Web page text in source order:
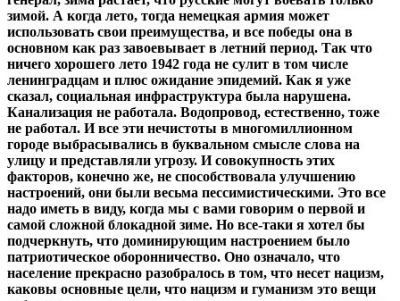
зимой. А когда лето, тогда немецкая армия может
использовать свои преимущества, и все победы она в
основном как раз завоевывает в летний период. Так что
ничего хорошего лето 1942 года не сулит в том числе
ленинградцам и плюс ожидание эпидемий. Как я уже
сказал, социальная инфраструктура была нарушена.
Канализация не работала. Водопровод, естественно, тоже
не работал. И все эти нечистоты в многомиллионном
городе выбрасывались в буквальном смысле слова на
улицу и представляли угрозу. И совокупность этих
факторов, конечно же, не способствовала улучшению
настроений, они были весьма пессимистическими. Это все
надо иметь в виду, когда мы с вами говорим о первой и
самой сложной блокадной зиме. Но все-таки я хотел бы
подчеркнуть, что доминирующим настроением было
патриотическое оборонничество. Оно означало, что
население прекрасно разобралось в том, что несет нацизм,
каковы основные цели, что нацизм и гуманизм это вещи